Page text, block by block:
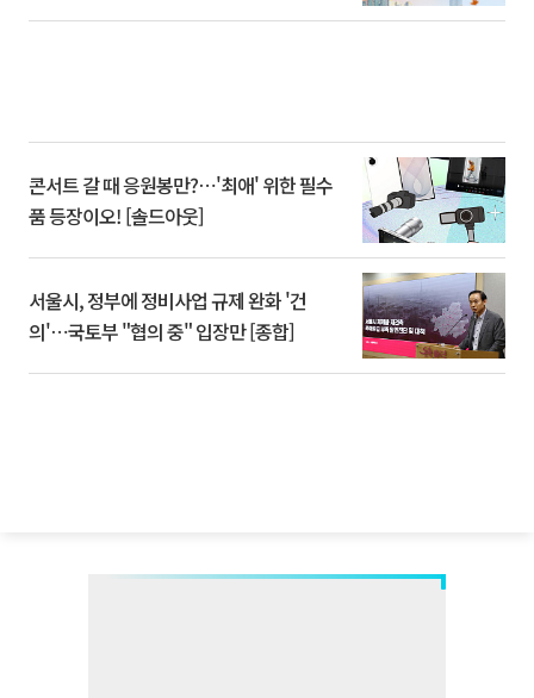
콘서트 갈 때 응원봉만?⋯'최애' 위한 필수
품 등장이오! [솔드아웃]
서울시, 정부에 정비사업 규제 완화 '건
의'⋯국토부 "협의 중" 입장만 [종합]